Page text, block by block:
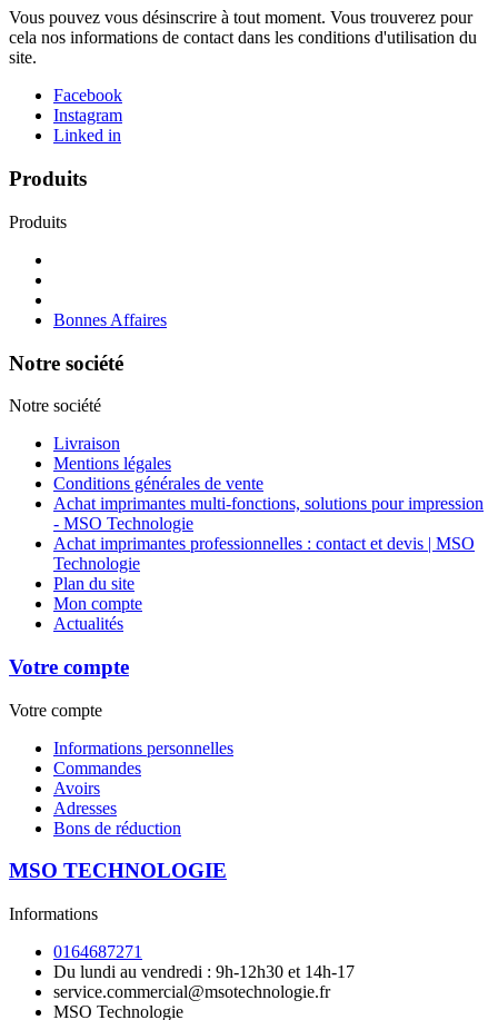
Vous pouvez vous désinscrire à tout moment. Vous trouverez pour
cela nos informations de contact dans les conditions d'utilisation du
site.
Facebook
Instagram
Linked in
Produits
Produits
Bonnes Affaires
Notre société
Notre société
Livraison
Mentions légales
Conditions générales de vente
Achat imprimantes multi-fonctions, solutions pour impression
- MSO Technologie
Achat imprimantes professionnelles : contact et devis | MSO
Technologie
Plan du site
Mon compte
Actualités
Votre compte
Votre compte
Informations personnelles
Commandes
Avoirs
Adresses
Bons de réduction
MSO TECHNOLOGIE
Informations
0164687271
Du lundi au vendredi : 9h-12h30 et 14h-17
service.commercial@msotechnologie.fr
MSO Technologie